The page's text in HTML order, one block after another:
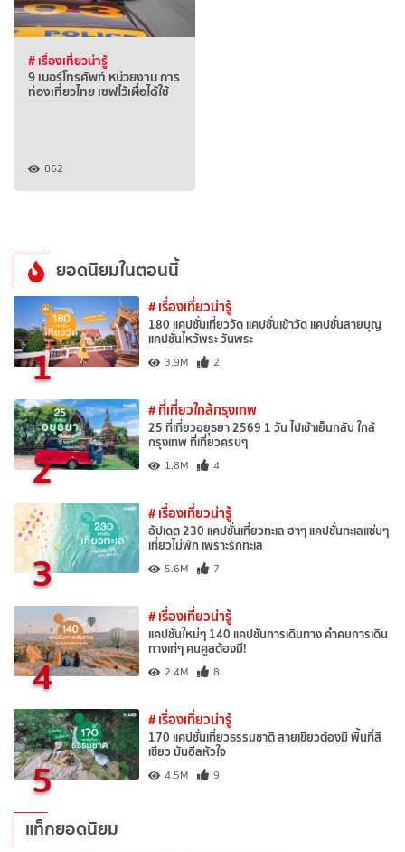
# เรื่องเที่ยวน่ารู้
9 เบอร์โทรศัพท์ หน่วยงาน การ
ท่องเที่ยวไทย เซฟไว้เผื่อได้ใช้
862
ยอดนิยมในตอนนี้
1
# เรื่องเที่ยวน่ารู้
180 แคปชั่นเที่ยววัด แคปชั่นเข้าวัด แคปชั่นสายบุญ
แคปชั่นไหว้พระ วันพระ
3.9M 2
2
# ที่เที่ยวใกล้กรุงเทพ
25 ที่เที่ยวอยุธยา 2569 1 วัน ไปเช้าเย็นกลับ ใกล้
กรุงเทพ ที่เที่ยวครบๆ
1.8M 4
3
# เรื่องเที่ยวน่ารู้
อัปเดต 230 แคปชั่นเที่ยวทะเล ฮาๆ แคปชั่นทะเลแซ่บๆ
เที่ยวไม่พัก เพราะรักทะเล
5.6M 7
4
# เรื่องเที่ยวน่ารู้
แคปชั่นใหม่ๆ 140 แคปชั่นการเดินทาง คำคมการเดิน
ทางเท่ๆ คนคูลต้องมี!
2.4M 8
5
# เรื่องเที่ยวน่ารู้
170 แคปชั่นเที่ยวธรรมชาติ สายเขียวต้องมี พื้นที่สี
เขียว มันฮีลหัวใจ
4.5M 9
แท็กยอดนิยม